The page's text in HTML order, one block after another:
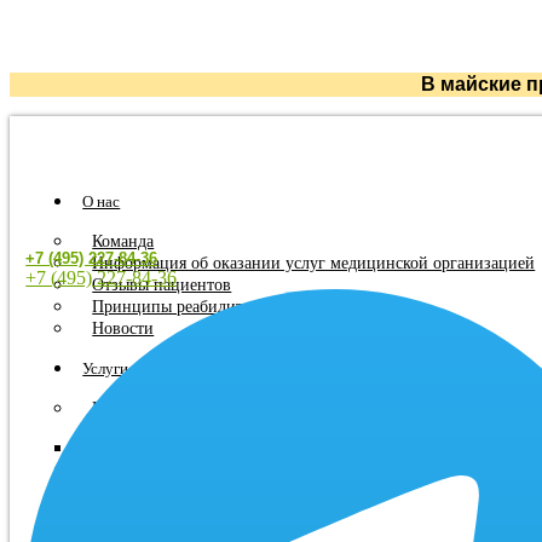
В майские
О нас
Команда
Информация об оказании услуг медицинской организацией
Отзывы пациентов
Принципы реабилитации
Новости
Услуги
Неврологическая реабилитация
Речевая реабилитация после инсульта и речевых нарушений
+7 (495) 227-84-36
+7 (495) 227-84-36